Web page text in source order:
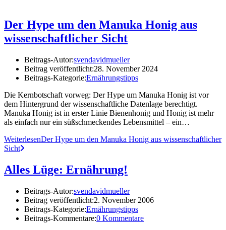
Der Hype um den Manuka Honig aus
wissenschaftlicher Sicht
Beitrags-Autor:svendavidmueller
Beitrag veröffentlicht:28. November 2024
Beitrags-Kategorie:Ernährungstipps
Die Kernbotschaft vorweg: Der Hype um Manuka Honig ist vor
dem Hintergrund der wissenschaftliche Datenlage berechtigt.
Manuka Honig ist in erster Linie Bienenhonig und Honig ist mehr
als einfach nur ein süßschmeckendes Lebensmittel – ein…
WeiterlesenDer Hype um den Manuka Honig aus wissenschaftlicher
Sicht
Alles Lüge: Ernährung!
Beitrags-Autor:svendavidmueller
Beitrag veröffentlicht:2. November 2006
Beitrags-Kategorie:Ernährungstipps
Beitrags-Kommentare:0 Kommentare